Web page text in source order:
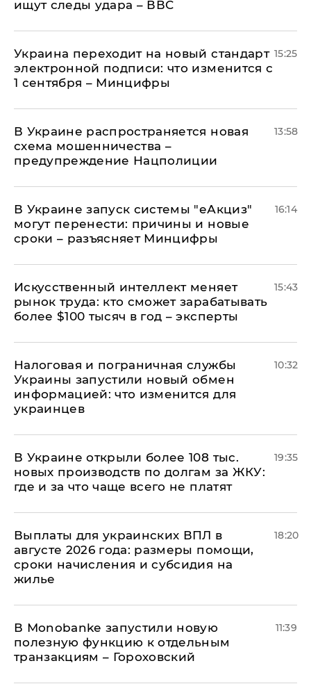
ищут следы удара – ВВС
Украина переходит на новый стандарт
электронной подписи: что изменится с
1 сентября – Минцифры
15:25
В Украине распространяется новая
схема мошенничества –
предупреждение Нацполиции
13:58
В Украине запуск системы "еАкциз"
могут перенести: причины и новые
сроки – разъясняет Минцифры
16:14
Искусственный интеллект меняет
рынок труда: кто сможет зарабатывать
более $100 тысяч в год – эксперты
15:43
Налоговая и пограничная службы
Украины запустили новый обмен
информацией: что изменится для
украинцев
10:32
В Украине открыли более 108 тыс.
новых производств по долгам за ЖКУ:
где и за что чаще всего не платят
19:35
Выплаты для украинских ВПЛ в
августе 2026 года: размеры помощи,
сроки начисления и субсидия на
жилье
18:20
В Мonobankе запустили новую
полезную функцию к отдельным
транзакциям – Гороховский
11:39